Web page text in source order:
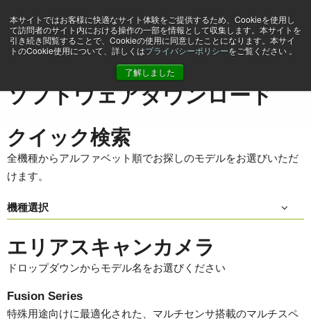
本サイトではお客様に快適なサイト体験をご提供するため、Cookieを使用し
て訪問者のサイト内における操作の一部を情報として収集します。本サイトを
引き続き閲覧することで、Cookieの使用に同意したことになります。本サイ
トのCookie使用について、詳しくはプライバシーポリシーをご覧ください 。
了解しました
ソフトウェアダウンロード
ソフトウェアダウンロード
クイック検索
全機種からアルファベット順でお探しのモデルをお選びいただ
けます。
機種選択
エリアスキャンカメラ
ドロップダウンからモデル名をお選びください
Fusion Series
特殊用途向けに最適化された、マルチセンサ搭載のマルチスペ